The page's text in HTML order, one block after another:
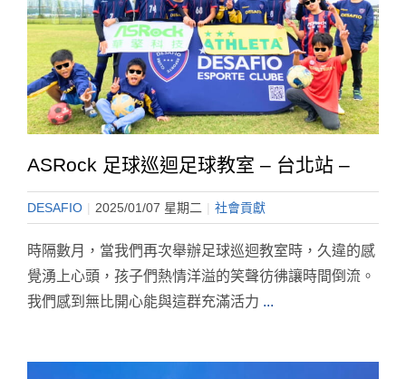
ASRock 足球巡迴足球教室 – 台北站 –
DESAFIO | 2025/01/07 星期二 | 社會貢獻
時隔數月，當我們再次舉辦足球巡迴教室時，久違的感
覺湧上心頭，孩子們熱情洋溢的笑聲彷彿讓時間倒流。
我們感到無比開心能與這群充滿活力 ...